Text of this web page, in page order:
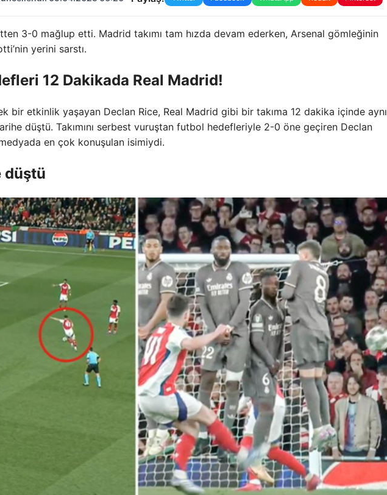
3-0 mağlup etti. Madrid takımı tam hızda devam ederken, Arsenal gömleğinin
yerini sarstı.
12 Dakikada Real Madrid!
bir etkinlik yaşayan Declan Rice, Real Madrid gibi bir takıma 12 dakika içinde aynı
düştü. Takımını serbest vuruştan futbol hedefleriyle 2-0 öne geçiren Declan
en çok konuşulan isimiydi.
düştü